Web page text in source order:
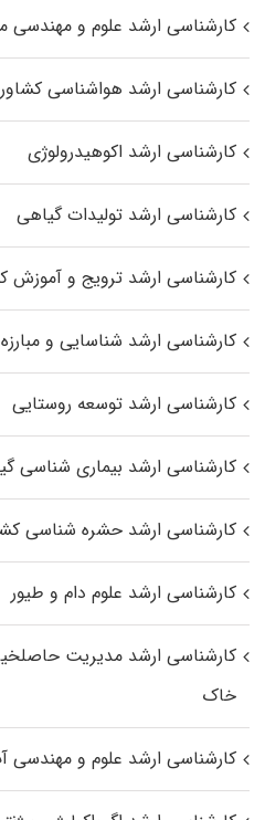
کارشناسی ارشد علوم و
کارشناسی ارشد هواشناسی
کارشناسی ارشد اکوهیدرولوژی
کارشناسی ارشد تولیدات گیاهی
کارشناسی ارشد ترویج و آموزش
کارشناسی ارشد شناسایی و
کارشناسی ارشد توسعه روستایی
کارشناسی ارشد بیماری‌ شناسی
کارشناسی ارشد حشره‌ شناسی
کارشناسی ارشد علوم دام و طیور
کارشناسی ارشد مدیریت
خاک
کارشناسی ارشد علوم و مهندسی